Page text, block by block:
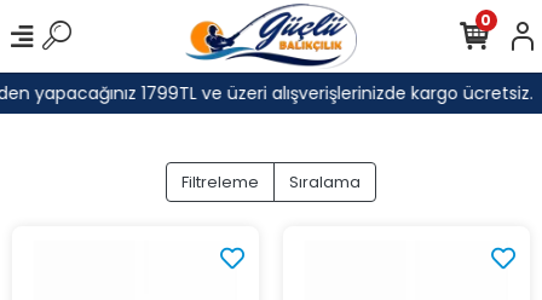
yapacağınız 1799TL ve üzeri alışverişlerinizde kargo ücretsiz.
0
Filtreleme Sıralama